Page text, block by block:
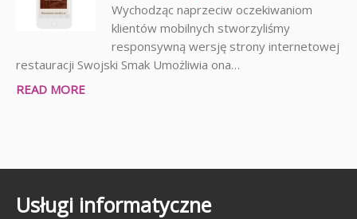
Wychodząc naprzeciw oczekiwaniom
klientów mobilnych stworzyliśmy
responsywną wersję strony internetowej
restauracji Swojski Smak Umożliwia ona…
READ MORE
Usługi informatyczne